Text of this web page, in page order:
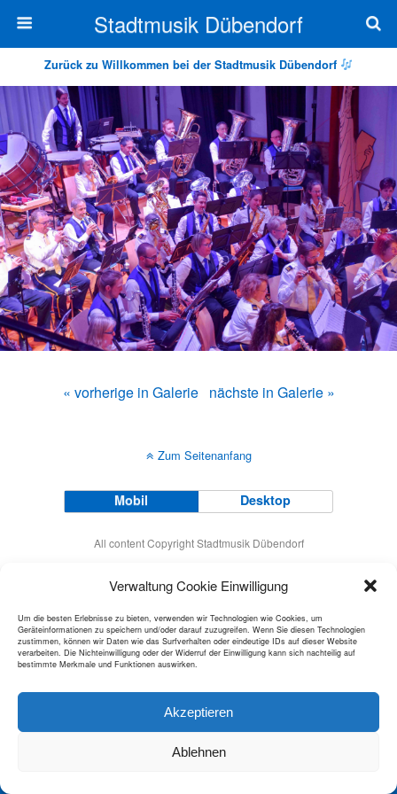
Verwaltung Cookie Einwilligung
Um die besten Erlebnisse zu bieten, verwenden wir Technologien wie Cookies, um
Geräteinformationen zu speichern und/oder darauf zuzugreifen. Wenn Sie diesen Technologien
zustimmen, können wir Daten wie das Surfverhalten oder eindeutige IDs auf dieser Website
verarbeiten. Die Nichteinwilligung oder der Widerruf der Einwilligung kann sich nachteilig auf
bestimmte Merkmale und Funktionen auswirken.
Akzeptieren
Ablehnen
Stadtmusik Dübendorf
Zurück zu Willkommen bei der Stadtmusik Dübendorf
« vorherige in Galerie nächste in Galerie »
Zum Seitenanfang
Mobil Desktop
All content Copyright Stadtmusik Dübendorf